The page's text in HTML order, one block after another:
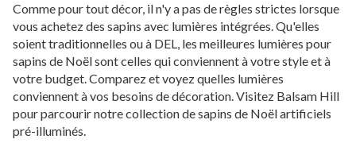
Comme pour tout décor, il n'y a pas de règles strictes lorsque
vous achetez des sapins avec lumières intégrées. Qu'elles
soient traditionnelles ou à DEL, les meilleures lumières pour
sapins de Noël sont celles qui conviennent à votre style et à
votre budget. Comparez et voyez quelles lumières
conviennent à vos besoins de décoration. Visitez Balsam Hill
pour parcourir notre collection de sapins de Noël artificiels
pré-illuminés.